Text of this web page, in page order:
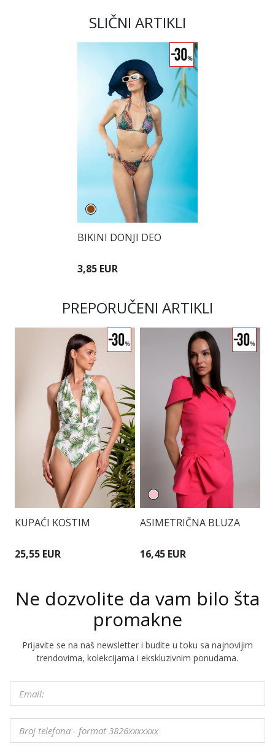
SLIČNI ARTIKLI
BIKINI DONJI DEO
3,85 EUR
PREPORUČENI ARTIKLI
KUPAĆI KOSTIM
25,55 EUR
ASIMETRIČNA BLUZA
16,45 EUR
Ne dozvolite da vam bilo šta
promakne
Prijavite se na naš newsletter i budite u toku sa najnovijim
trendovima, kolekcijama i ekskluzivnim ponudama.